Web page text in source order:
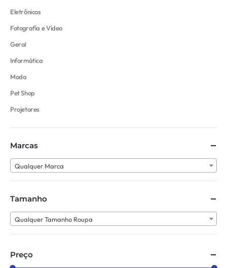
Eletrônicos
Fotografía e Vídeo
Geral
Informática
Moda
Pet Shop
Projetores
Marcas
Qualquer Marca
Tamanho
Qualquer Tamanho Roupa
Preço